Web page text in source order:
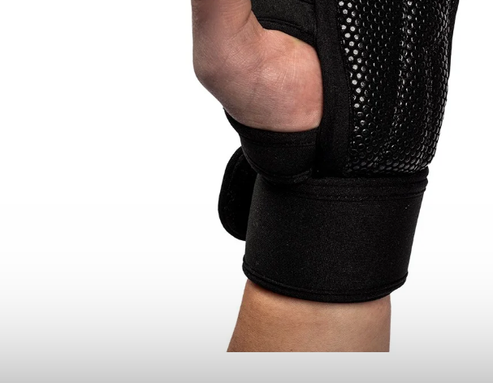
Tepláky/legíny
Šortky,
Obuv,
Doplňky
Bojové sporty